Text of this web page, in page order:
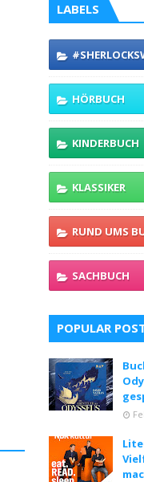
LABELS
HÖRBUCH
KINDERBUCH
KLASSIKER
RUND UMS
SACHBUCH
POPULAR